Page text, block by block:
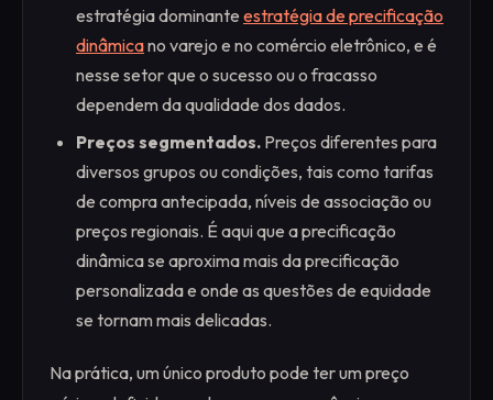
estratégia dominante estratégia de precificação
dinâmicano varejo e no comércio eletrônico, e é
nesse setor que o sucesso ou o fracasso
dependem da qualidade dos dados.
Preços segmentados. Preços diferentes para
diversos grupos ou condições, tais como tarifas
de compra antecipada, níveis de associação ou
preços regionais. É aqui que a precificação
dinâmica se aproxima mais da precificação
personalizada e onde as questões de equidade
se tornam mais delicadas.
Na prática, um único produto pode ter um preço